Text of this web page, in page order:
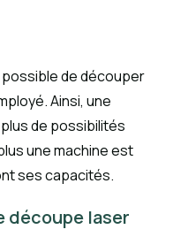
possible de découper
Ainsi, une
de possibilités
une machine est
ses capacités.
découpe laser